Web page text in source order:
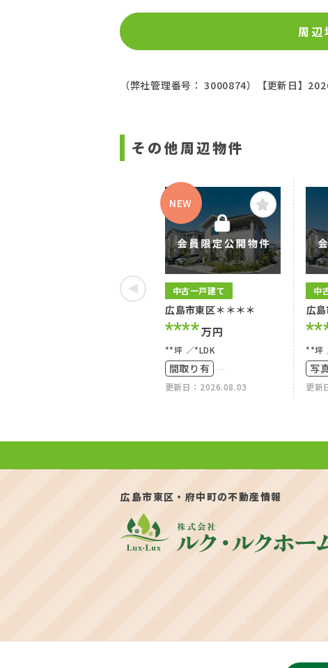
周辺
（弊社管理番号： 3000874） 【更新日】
その他周辺物件
NEW
中古一戸建て
広島市東区＊＊＊＊
****万円
**坪 *LDK
間取り有
駐車場2台可
更新日：2026.08.03
中
広
**坪
写
更新
広島市東区・府中町の不動産情報